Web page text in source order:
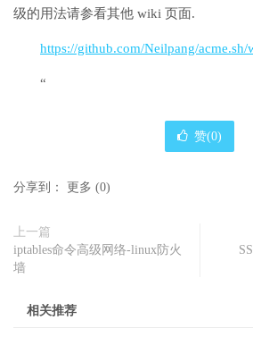
级的用法请参看其他 wiki 页面.
https://github.com/Neilpang/acme.sh/
“
赞(0)
分享到： 更多 (0)
上一篇
iptables命令高级网络-linux防火
墙
相关推荐